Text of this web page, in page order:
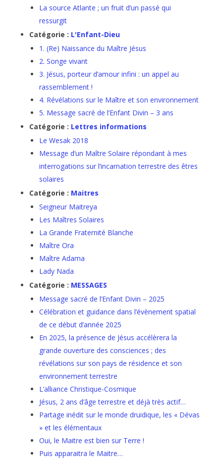
La source Atlante ; un fruit d’un passé qui
ressurgit
Catégorie : L'Enfant-Dieu
1. (Re) Naissance du Maître Jésus
2. Songe vivant
3. Jésus, porteur d’amour infini : un appel au
rassemblement !
4. Révélations sur le Maître et son environnement
5. Message sacré de l’Enfant Divin – 3 ans
Catégorie : Lettres informations
Le Wesak 2018
Message d’un Maître Solaire répondant à mes
interrogations sur l’incarnation terrestre des êtres
solaires
Catégorie : Maitres
Seigneur Maitreya
Les Maîtres Solaires
La Grande Fraternité Blanche
Maître Ora
Maître Adama
Lady Nada
Catégorie : MESSAGES
Message sacré de l’Enfant Divin – 2025
Célébration et guidance dans l’évènement spatial
de ce début d’année 2025
En 2025, la présence de Jésus accélèrera la
grande ouverture des consciences ; des
révélations sur son pays de résidence et son
environnement terrestre
L’alliance Christique-Cosmique
Jésus, 2 ans d’âge terrestre et déjà très actif…
Partage inédit sur le monde druidique, les « Dévas
» et les élémentaux
Oui, le Maitre est bien sur Terre !
Puis apparaitra le Maitre…